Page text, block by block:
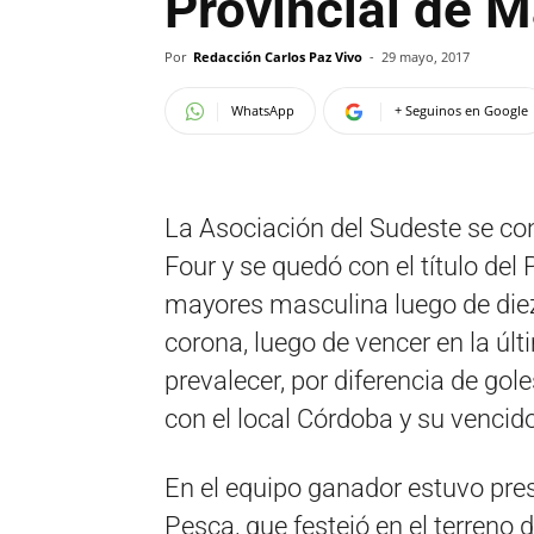
Por Redacción Carlos Paz Vivo - 29 mayo, 2017
WhatsApp + Seguinos en Google
La Asociación del Sudeste se
Four y se quedó con el título del
mayores masculina luego de
corona, luego de vencer en la
prevalecer, por diferencia de
con el local Córdoba y su
En el equipo ganador estuvo
Pesca, que festejó en el terreno